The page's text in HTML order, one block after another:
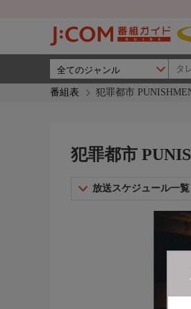
番組表 犯罪都市
犯罪都市
放送スケジュール一覧